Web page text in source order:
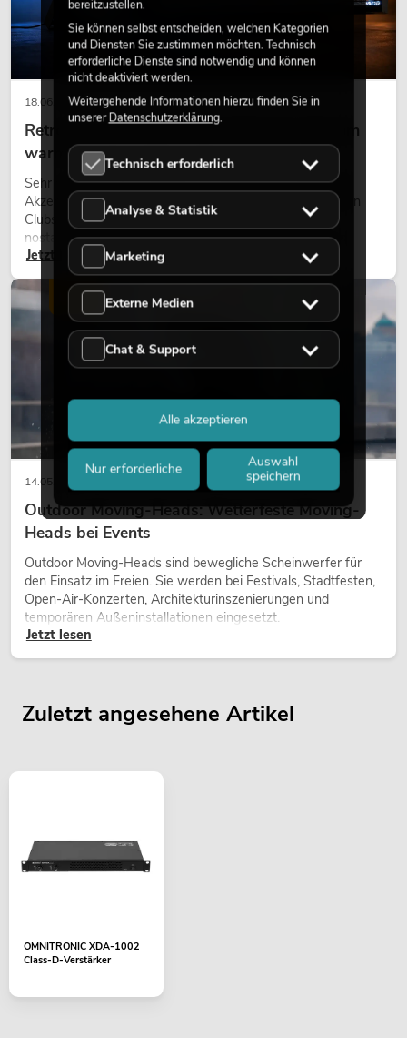
18.06.2026
Retro-Licht im modernen Lichtdesign: Warum
warmes Licht wieder wirkt
Sehr warmes Licht, sichtbare Leuchtflächen und farbige
Akzente prägen viele aktuelle Lichtdesigns auf Bühnen, in
Clubs und bei Events. Retro-Licht ist dabei kein rein
nostalgischer Effekt, sondern ein bewusst eingesetztes
Gestaltungsmittel: Es schafft Atmosphäre, gibt Szenen
Charakter und kann technische LED-Setups emotionaler
wirken lassen.
Jetzt lesen
14.05.2026
Outdoor Moving-Heads: Wetterfeste Moving-
Heads bei Events
Outdoor Moving-Heads sind bewegliche Scheinwerfer für
den Einsatz im Freien. Sie werden bei Festivals, Stadtfesten,
Open-Air-Konzerten, Architekturinszenierungen und
temporären Außeninstallationen eingesetzt.
Jetzt lesen
LICHT
Zuletzt angesehene Artikel
OMNITRONIC XDA-1002
Class-D-Verstärker
bereitzustellen.
Sie können selbst entscheiden, welchen Kategorien
und Diensten Sie zustimmen möchten. Technisch
erforderliche Dienste sind notwendig und können
nicht deaktiviert werden.
Weitergehende Informationen hierzu finden Sie in
unsererDatenschutzerklärung.
Technisch erforderlich
Analyse & Statistik
Marketing
Externe Medien
Chat & Support
Nur erforderliche
Auswahl
speichern
Alle akzeptieren